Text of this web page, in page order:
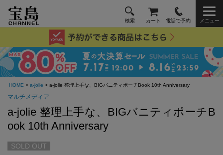
検索 カート 電話で予約 メニュー
HOME > a-jolie > a-jolie 整理上手な、BIGバニティポーチBook 10th Anniversary
マルチメディア
a-jolie 整理上手な、BIGバニティポーチB
ook 10th Anniversary
SOLD OUT